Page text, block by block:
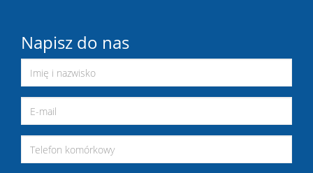
Napisz do nas